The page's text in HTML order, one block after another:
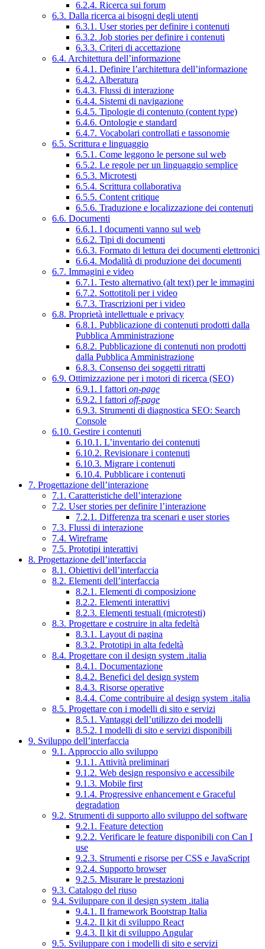
6.2.4. Ricerca sui forum
6.3. Dalla ricerca ai bisogni degli utenti
6.3.1. User stories per definire i contenuti
6.3.2. Job stories per definire i contenuti
6.3.3. Criteri di accettazione
6.4. Architettura dell’informazione
6.4.1. Definire l’architettura dell’informazione
6.4.2. Alberatura
6.4.3. Flussi di interazione
6.4.4. Sistemi di navigazione
6.4.5. Tipologie di contenuto (content type)
6.4.6. Ontologie e standard
6.4.7. Vocabolari controllati e tassonomie
6.5. Scrittura e linguaggio
6.5.1. Come leggono le persone sul web
6.5.2. Le regole per un linguaggio semplice
6.5.3. Microtesti
6.5.4. Scrittura collaborativa
6.5.5. Content critique
6.5.6. Traduzione e localizzazione dei contenuti
6.6. Documenti
6.6.1. I documenti vanno sul web
6.6.2. Tipi di documenti
6.6.3. Formato di lettura dei documenti elettronici
6.6.4. Modalità di produzione dei documenti
6.7. Immagini e video
6.7.1. Testo alternativo (alt text) per le immagini
6.7.2. Sottotitoli per i video
6.7.3. Trascrizioni per i video
6.8. Proprietà intellettuale e privacy
6.8.1. Pubblicazione di contenuti prodotti dalla
Pubblica Amministrazione
6.8.2. Pubblicazione di contenuti non prodotti
dalla Pubblica Amministrazione
6.8.3. Consenso dei soggetti ritratti
6.9. Ottimizzazione per i motori di ricerca (SEO)
6.9.1. I fattori on-page
6.9.2. I fattori off-page
6.9.3. Strumenti di diagnostica SEO: Search
Console
6.10. Gestire i contenuti
6.10.1. L’inventario dei contenuti
6.10.2. Revisionare i contenuti
6.10.3. Migrare i contenuti
6.10.4. Pubblicare i contenuti
7. Progettazione dell’interazione
7.1. Caratteristiche dell’interazione
7.2. User stories per definire l’interazione
7.2.1. Differenza tra scenari e user stories
7.3. Flussi di interazione
7.4. Wireframe
7.5. Prototipi interattivi
8. Progettazione dell’interfaccia
8.1. Obiettivi dell’interfaccia
8.2. Elementi dell’interfaccia
8.2.1. Elementi di composizione
8.2.2. Elementi interattivi
8.2.3. Elementi testuali (microtesti)
8.3. Progettare e costruire in alta fedeltà
8.3.1. Layout di pagina
8.3.2. Prototipi in alta fedeltà
8.4. Progettare con il design system .italia
8.4.1. Documentazione
8.4.2. Benefici del design system
8.4.3. Risorse operative
8.4.4. Come contribuire al design system .italia
8.5. Progettare con i modelli di sito e servizi
8.5.1. Vantaggi dell’utilizzo dei modelli
8.5.2. I modelli di sito e servizi disponibili
9. Sviluppo dell’interfaccia
9.1. Approccio allo sviluppo
9.1.1. Attività preliminari
9.1.2. Web design responsivo e accessibile
9.1.3. Mobile first
9.1.4. Progressive enhancement e Graceful
degradation
9.2. Strumenti di supporto allo sviluppo del software
9.2.1. Feature detection
9.2.2. Verificare le feature disponibili con Can I
use
9.2.3. Strumenti e risorse per CSS e JavaScript
9.2.4. Supporto browser
9.2.5. Misurare le prestazioni
9.3. Catalogo del riuso
9.4. Sviluppare con il design system .italia
9.4.1. Il framework Bootstrap Italia
9.4.2. Il kit di sviluppo React
9.4.3. Il kit di sviluppo Angular
9.5. Sviluppare con i modelli di sito e servizi